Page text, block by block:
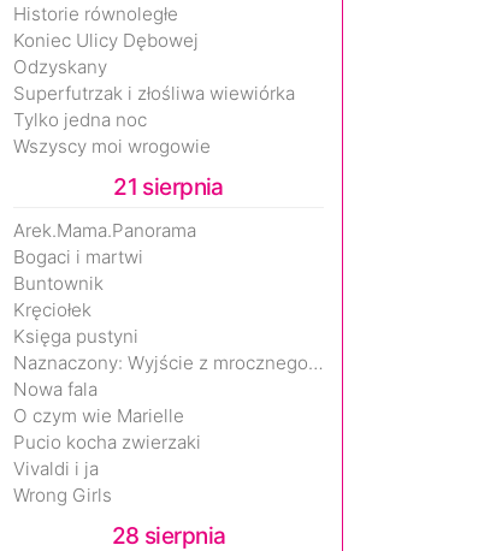
Historie równoległe
Koniec Ulicy Dębowej
Odzyskany
Superfutrzak i złośliwa wiewiórka
Tylko jedna noc
Wszyscy moi wrogowie
21 sierpnia
Arek.Mama.Panorama
Bogaci i martwi
Buntownik
Kręciołek
Księga pustyni
Naznaczony: Wyjście z mrocznego wymiaru
Nowa fala
O czym wie Marielle
Pucio kocha zwierzaki
Vivaldi i ja
Wrong Girls
28 sierpnia